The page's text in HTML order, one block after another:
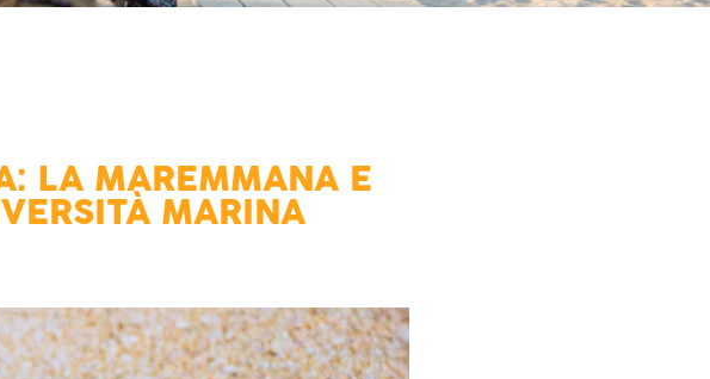
LA MAREMMANA E
MARINA